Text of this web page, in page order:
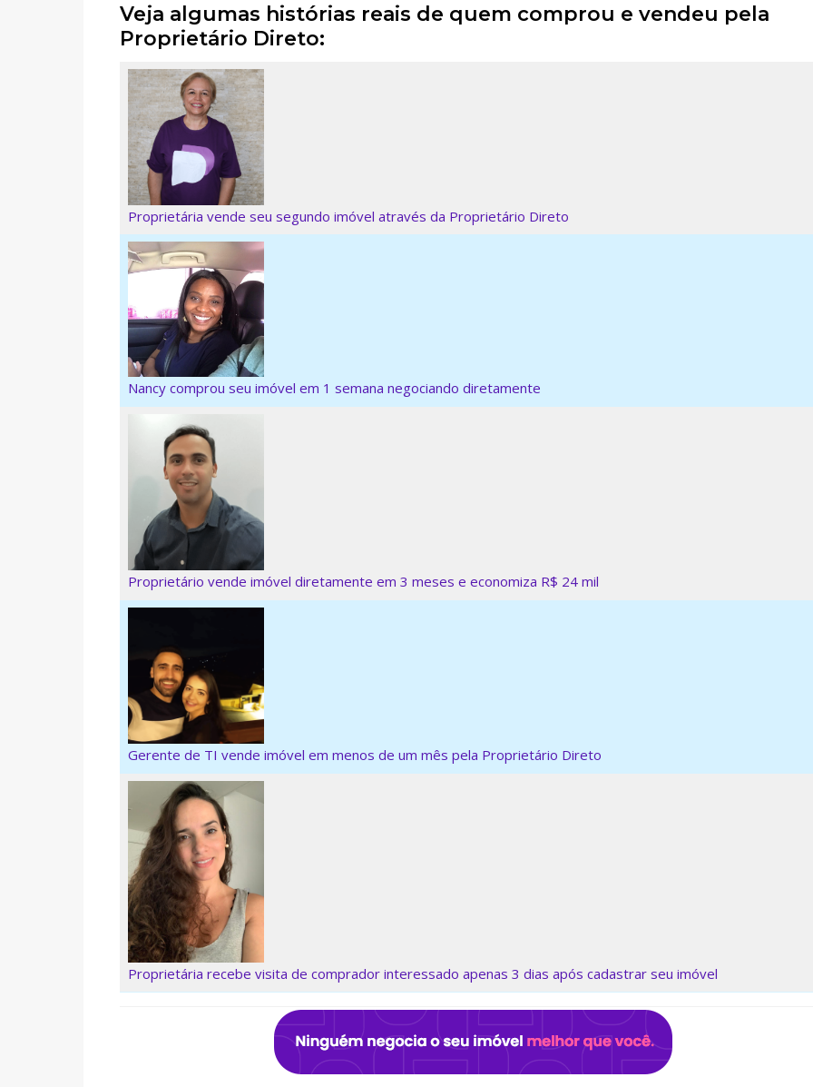
Veja algumas histórias reais de quem comprou e vendeu pela
Proprietário Direto:
Proprietária vende seu segundo imóvel através da Proprietário Direto
Nancy comprou seu imóvel em 1 semana negociando diretamente
Proprietário vende imóvel diretamente em 3 meses e economiza R$ 24 mil
Gerente de TI vende imóvel em menos de um mês pela Proprietário Direto
Proprietária recebe visita de comprador interessado apenas 3 dias após cadastrar seu imóvel